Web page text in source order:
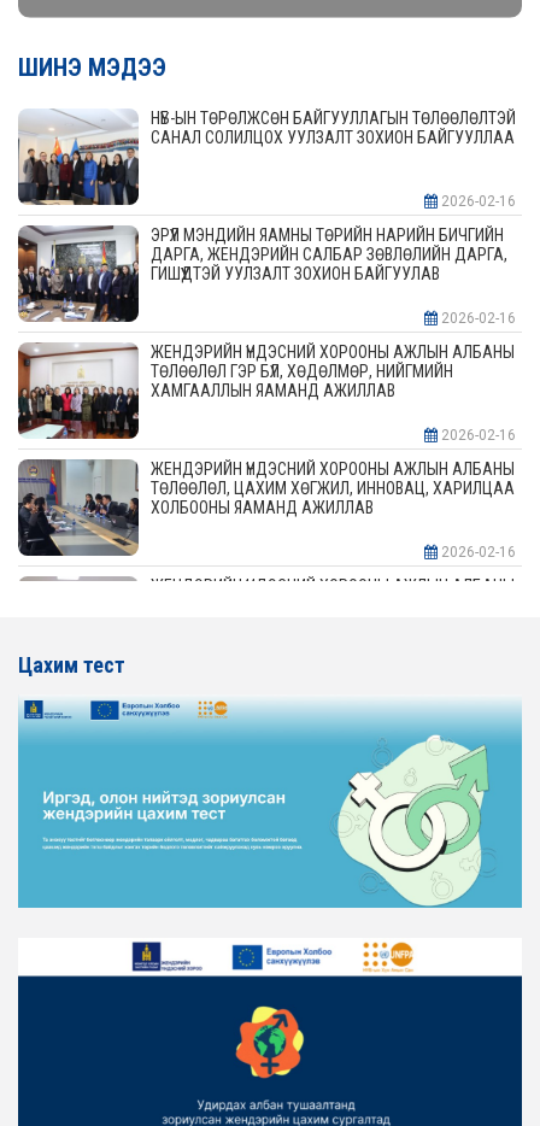
ШИНЭ МЭДЭЭ
НҮБ-ЫН ТӨРӨЛЖСӨН БАЙГУУЛЛАГЫН ТӨЛӨӨЛӨЛТЭЙ
САНАЛ СОЛИЛЦОХ УУЛЗАЛТ ЗОХИОН БАЙГУУЛЛАА
2026-02-16
ЭРҮҮЛ МЭНДИЙН ЯАМНЫ ТӨРИЙН НАРИЙН БИЧГИЙН
ДАРГА, ЖЕНДЭРИЙН САЛБАР ЗӨВЛӨЛИЙН ДАРГА,
ГИШҮҮДТЭЙ УУЛЗАЛТ ЗОХИОН БАЙГУУЛАВ
2026-02-16
ЖЕНДЭРИЙН ҮНДЭСНИЙ ХОРООНЫ АЖЛЫН АЛБАНЫ
ТӨЛӨӨЛӨЛ ГЭР БҮЛ, ХӨДӨЛМӨР, НИЙГМИЙН
ХАМГААЛЛЫН ЯАМАНД АЖИЛЛАВ
2026-02-16
ЖЕНДЭРИЙН ҮНДЭСНИЙ ХОРООНЫ АЖЛЫН АЛБАНЫ
ТӨЛӨӨЛӨЛ, ЦАХИМ ХӨГЖИЛ, ИННОВАЦ, ХАРИЛЦАА
ХОЛБООНЫ ЯАМАНД АЖИЛЛАВ
2026-02-16
ЖЕНДЭРИЙН ҮНДЭСНИЙ ХОРООНЫ АЖЛЫН АЛБАНЫ
ЖЕНДЭРИЙН ҮНДЭСНИЙ ХОРООНЫ АЖЛЫН АЛБАНЫ
ТӨЛӨӨЛӨЛ ХОТ БАЙГУУЛАЛТ, БАРИЛГА, ОРОН
СУУЦЖУУЛАЛТЫН ЯАМАНД АЖИЛЛАВ
2026-02-16
ЖЕНДЭРИЙН ЭРХ ТЭГШ БАЙДЛЫГ ХАНГАХ ҮЙЛ
АЖИЛЛАГААГ ЭРЧИМЖҮҮЛЭХ САРЫН ХУВААРЬТАЙ
2026-02-16
ЖЕНДЭРИЙН ҮНДЭСНИЙ ХОРООНЫ АЖЛЫН АЛБАНЫ
ТӨЛӨӨЛӨЛ ЗАМ ТЭЭВРИЙН ЯАМАНД АЖИЛЛАВ
ЖЕНДЭРИЙН ҮНДЭСНИЙ ХОРООНЫ АЖЛЫН АЛБАНЫ
ТӨЛӨӨЛӨЛ БАТЛАН ХАМГААЛАХ ЯАМАНД
Цахим тест